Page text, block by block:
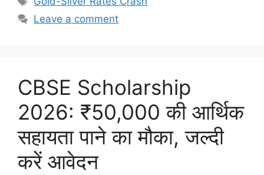
Leave a comment
CBSE Scholarship
2026: ₹50,000 की आर्थिक
सहायता पाने का मौका, जल्दी
करें आवेदन